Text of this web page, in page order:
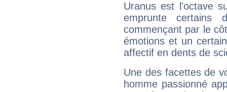
Uranus est l'octave
emprunte
commençant par le
émotions et un
affectif en dents de
Une des facettes de
homme passionné